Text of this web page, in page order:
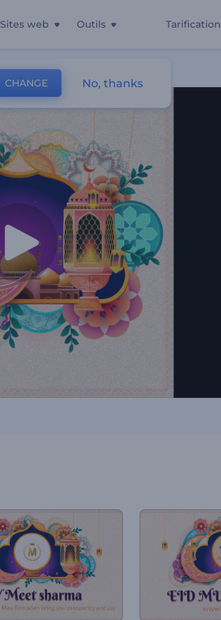
Sites web Outils Tarification
CHANGE No, thanks